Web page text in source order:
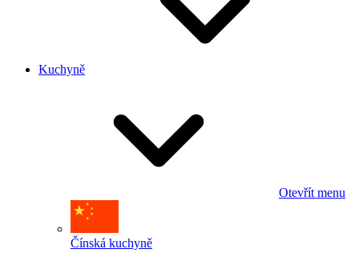
Kuchyně
Otevřít menu
Čínská kuchyně